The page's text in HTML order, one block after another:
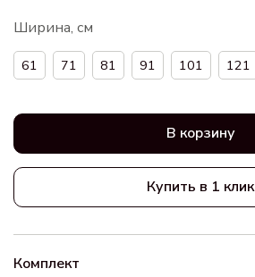
Ширина, см
61 71 81 91 101 121
В корзину
Купить в 1 клик
Комплект